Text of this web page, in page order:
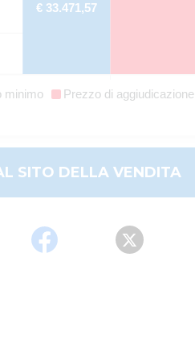
minimo Prezzo di aggiudicazione
€ 33.471,57
SITO DELLA VENDITA